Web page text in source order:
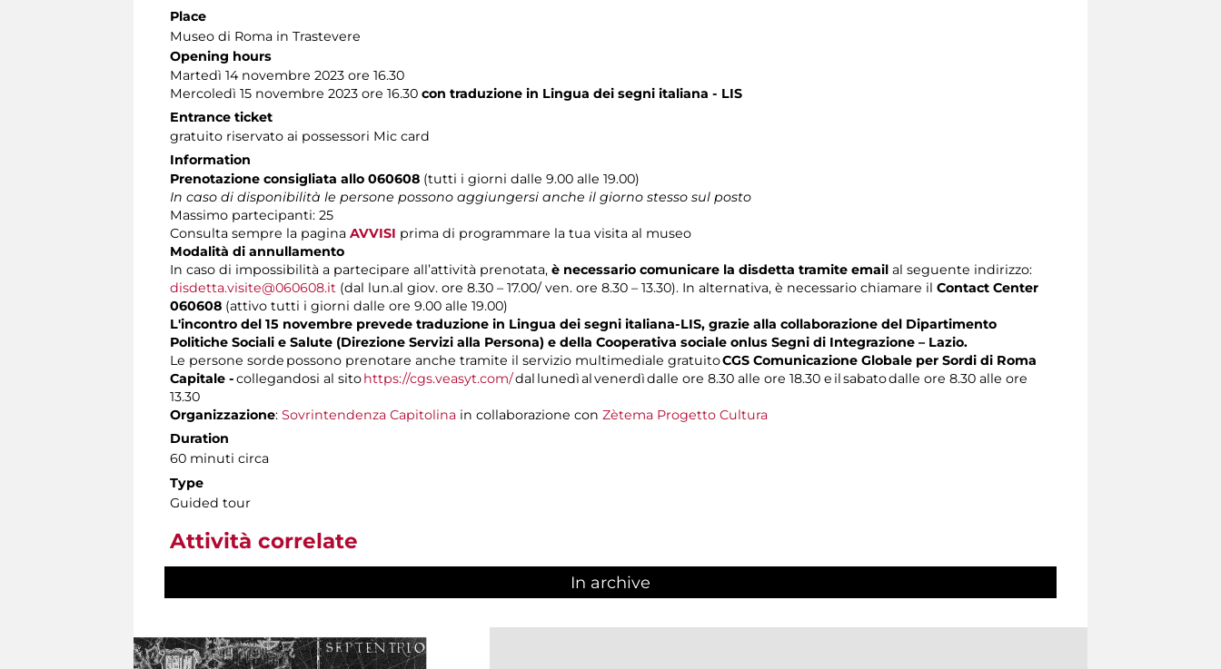
Place
Museo di Roma in Trastevere
Opening hours
Martedì 14 novembre 2023 ore 16.30
Mercoledì 15 novembre 2023 ore 16.30 con traduzione in Lingua dei segni italiana - LIS
Entrance ticket
gratuito riservato ai possessori Mic card
Information
Prenotazione consigliata allo 060608 (tutti i giorni dalle 9.00 alle 19.00)
In caso di disponibilità le persone possono aggiungersi anche il giorno stesso sul posto
Massimo partecipanti: 25
Consulta sempre la pagina AVVISI prima di programmare la tua visita al museo
Modalità di annullamento
In caso di impossibilità a partecipare all’attività prenotata, è necessario comunicare la disdetta tramite email al seguente indirizzo:
disdetta.visite@060608.it (dal lun.al giov. ore 8.30 – 17.00/ ven. ore 8.30 – 13.30). In alternativa, è necessario chiamare il Contact Center
060608 (attivo tutti i giorni dalle ore 9.00 alle 19.00)
L'incontro del 15 novembre prevede traduzione in Lingua dei segni italiana-LIS, grazie alla collaborazione del Dipartimento
Politiche Sociali e Salute (Direzione Servizi alla Persona) e della Cooperativa sociale onlus Segni di Integrazione – Lazio.
Le persone sorde possono prenotare anche tramite il servizio multimediale gratuitoCGS Comunicazione Globale per Sordi di Roma
Capitale -collegandosi al sitohttps://cgs.veasyt.com/dal lunedì al venerdì dalle ore 8.30 alle ore 18.30 e il sabato dalle ore 8.30 alle ore
13.30
Organizzazione: Sovrintendenza Capitolina in collaborazione con Zètema Progetto Cultura
Duration
60 minuti circa
Type
Guided tour
Attività correlate
In archive